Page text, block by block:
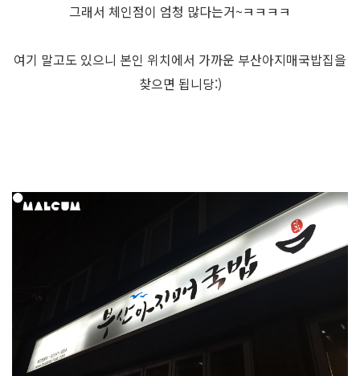
그래서 체인점이 엄청 많다는거~ㅋㅋㅋㅋ
여기 말고도 있으니 본인 위치에서 가까운 부산아지매국밥집을
찾으면 됩니당:)